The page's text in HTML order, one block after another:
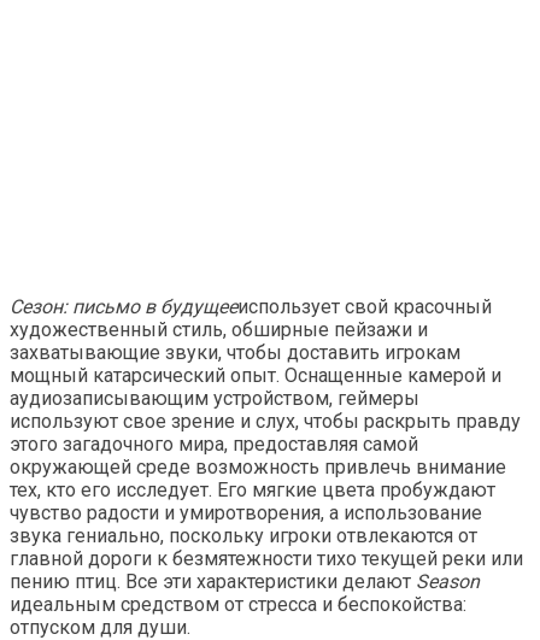
Сезон: письмо в будущееиспользует свой красочный
художественный стиль, обширные пейзажи и
захватывающие звуки, чтобы доставить игрокам
мощный катарсический опыт. Оснащенные камерой и
аудиозаписывающим устройством, геймеры
используют свое зрение и слух, чтобы раскрыть правду
этого загадочного мира, предоставляя самой
окружающей среде возможность привлечь внимание
тех, кто его исследует. Его мягкие цвета пробуждают
чувство радости и умиротворения, а использование
звука гениально, поскольку игроки отвлекаются от
главной дороги к безмятежности тихо текущей реки или
пению птиц. Все эти характеристики делают Season
идеальным средством от стресса и беспокойства:
отпуском для души.